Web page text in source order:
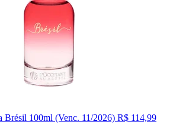
Brésil 100ml (Venc. 11/2026) R$ 114,99